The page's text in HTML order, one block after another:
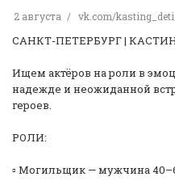
2 августа vk.com/
САНКТ-ПЕТЕРБУРГ |
Ищем актёров на роли в
надежде и неожиданной
героев.
РОЛИ:
▫️ Могильщик — мужчина